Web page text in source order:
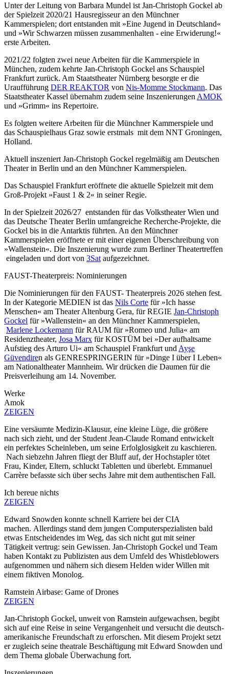
Unter der Leitung von Barbara Mundel ist Jan-Christoph Gockel ab
der Spielzeit 2020/21 Hausregisseur an den Münchner
Kammerspielen; dort entstanden mit »Eine Jugend in Deutschland«
und »Wir Schwarzen müssen zusammenhalten - eine Erwiderung!«
erste Arbeiten.
2021/22 folgten zwei neue Arbeiten für die Kammerspiele in
München, zudem kehrte Jan-Christoph Gockel ans Schauspiel
Frankfurt zurück. Am Staatstheater Nürnberg besorgte er die
Uraufführung DER REAKTOR von Nis-Momme Stockmann. Das
Staatstheater Kassel übernahm zudem seine Inszenierungen AMOK
und »Grimm« ins Repertoire.
Es folgten weitere Arbeiten für die Münchner Kammerspiele und
das Schauspielhaus Graz sowie erstmals mit dem NNT Groningen,
Holland.
Aktuell inszeniert Jan-Christoph Gockel regelmäßig am Deutschen
Theater in Berlin und an den Münchner Kammerspielen.
Das Schauspiel Frankfurt eröffnete die aktuelle Spielzeit mit dem
Groß-Projekt »Faust 1 & 2« in seiner Regie.
In der Spielzeit 2026/27 entstanden für das Volkstheater Wien und
das Deutsche Theater Berlin umfangreiche Recherche-Projekte, die
Gockel bis in die Antarktis führten. An den Münchner
Kammerspielen eröffnete er mit einer eigenen Überschreibung von
»Wallenstein«. Die Inszenierung wurde zum Berliner Theatertreffen
eingeladen und dort von 3Sat aufgezeichnet.
FAUST-Theaterpreis: Nominierungen
Die Nominierungen für den FAUST- Theaterpreis 2026 stehen fest.
In der Kategorie MEDIEN ist das Nils Corte für »Ich hasse
Menschen« am Theater Altenburg Gera, für REGIE Jan-Christoph
Gockel für »Wallenstein« an den Münchner Kammerspielen,
Marlene Lockemann für RAUM für »Romeo und Julia« am
Residenztheater, Josa Marx für KOSTÜM bei »Der aufhaltsame
Aufstieg des Arturo Ui« am Schauspiel Frankfurt und Ayşe
Güvendiren als GENRESPRINGERIN für »Dinge I über I Leben«
am Nationaltheater Mannheim. Wir drücken die Daumen für die
Preisverleihung am 14. November.
Werke
Amok
ZEIGEN
Eine versäumte Medizin-Klausur, eine kleine Lüge, die größere
nach sich zieht, und der Student Jean-Claude Romand entwickelt
ein perfektes Scheinleben, um seine Erfolglosigkeit zu kaschieren.
Nach siebzehn Jahren fliegt der Bluff auf, der Hochstapler tötet
Frau, Kinder, Eltern, schluckt Tabletten und überlebt. Emmanuel
Carrère befasste sich über sechs Jahre mit dem authentischen Fall.
Ich bereue nichts
ZEIGEN
Edward Snowden konnte schnell Karriere bei der CIA
machen. Allerdings stand dem jungen Computerspezialisten bald
etwas Entscheidendes im Weg, das sich nicht gut mit seiner
Tätigkeit vertrug: sein Gewissen. Jan-Christoph Gockel und Team
haben Kontakt zu Publizisten aus dem Umfeld des Whistleblowers
aufgenommen und nähern sich diesem Helden wider Willen mit
einem fiktiven Monolog.
Ramstein Airbase: Game of Drones
ZEIGEN
Jan-Christoph Gockel, unweit von Ramstein aufgewachsen, begibt
sich auf eine Reise in seine Vergangenheit und versucht die deutsch-
amerikanische Freundschaft zu erforschen. Mit diesem Projekt setzt
er zugleich seine theatrale Beschäftigung mit Edward Snowden und
dem Thema globale Überwachung fort.